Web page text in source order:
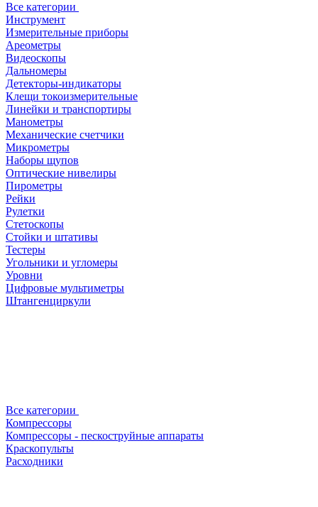
Все категории
Инструмент
Измерительные приборы
Ареометры
Видеоскопы
Дальномеры
Детекторы-индикаторы
Клещи токоизмерительные
Линейки и транспортиры
Манометры
Механические счетчики
Микрометры
Наборы щупов
Оптические нивелиры
Пирометры
Рейки
Рулетки
Стетоскопы
Стойки и штативы
Тестеры
Угольники и угломеры
Уровни
Цифровые мультиметры
Штангенциркули
Все категории
Компрессоры
Компрессоры - пескоструйные аппараты
Краскопульты
Расходники